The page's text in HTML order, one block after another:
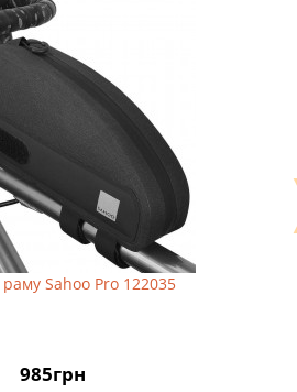
Sahoo Pro 122035
985грн